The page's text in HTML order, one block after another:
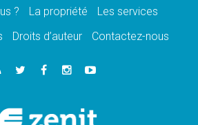
de paix et de dignité humaine»
du Pape en Uruguay renforcera
en Ukraine: «Il est inquiétant
au Pérou, une lueur d'espoir pour
? La propriété
Les services
Droits d’auteur Contactez-nous